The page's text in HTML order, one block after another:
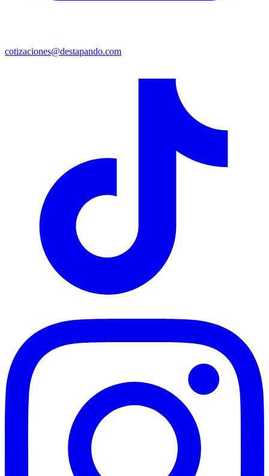
cotizaciones@destapando.com